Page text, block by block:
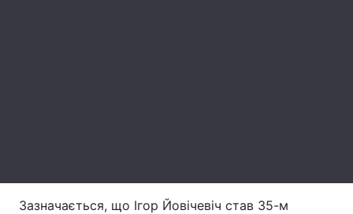
Зазначається, що Ігор Йовічевіч став 35-м